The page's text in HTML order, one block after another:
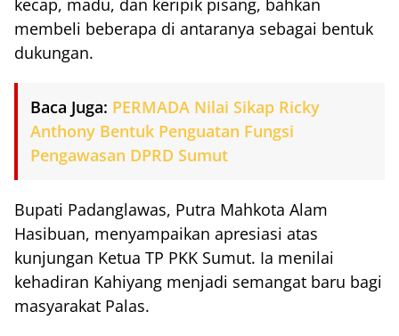
kecap, madu, dan keripik pisang, bahkan
membeli beberapa di antaranya sebagai bentuk
dukungan.
Baca Juga: PERMADA Nilai Sikap Ricky
Anthony Bentuk Penguatan Fungsi
Pengawasan DPRD Sumut
Bupati Padanglawas, Putra Mahkota Alam
Hasibuan, menyampaikan apresiasi atas
kunjungan Ketua TP PKK Sumut. Ia menilai
kehadiran Kahiyang menjadi semangat baru bagi
masyarakat Palas.